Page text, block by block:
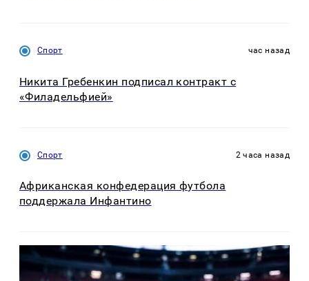
Спорт час назад
Никита Гребенкин подписал контракт с
«Филадельфией»
Спорт 2 часа назад
Африканская конфедерация футбола
поддержала Инфантино